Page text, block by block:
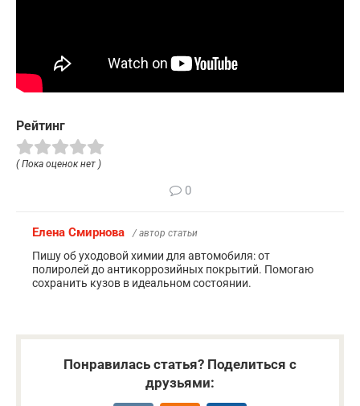
Рейтинг
( Пока оценок нет )
0
Елена Смирнова / автор статьи
Пишу об уходовой химии для автомобиля: от
полиролей до антикоррозийных покрытий. Помогаю
сохранить кузов в идеальном состоянии.
Понравилась статья? Поделиться с
друзьями: